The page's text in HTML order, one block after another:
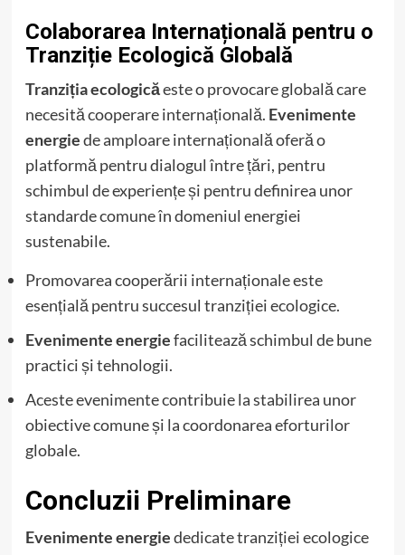
Colaborarea Internațională pentru o
Tranziție Ecologică Globală
Tranziția ecologicăeste o provocare globală care
necesită cooperare internațională. Evenimente
energiede amploare internațională oferă o
platformă pentru dialogul între țări, pentru
schimbul de experiențe și pentru definirea unor
standarde comune în domeniul energiei
sustenabile.
Promovarea cooperării internaționale este
esențială pentru succesul tranziției ecologice.
Evenimente energiefacilitează schimbul de bune
practici și tehnologii.
Aceste evenimente contribuie la stabilirea unor
obiective comune și la coordonarea eforturilor
globale.
Concluzii Preliminare
Evenimente energiededicate tranziției ecologice